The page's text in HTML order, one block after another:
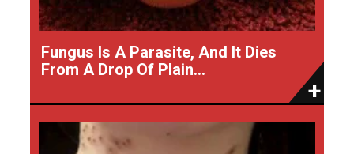
Fungus Is A Parasite, And It Dies
From A Drop Of Plain...